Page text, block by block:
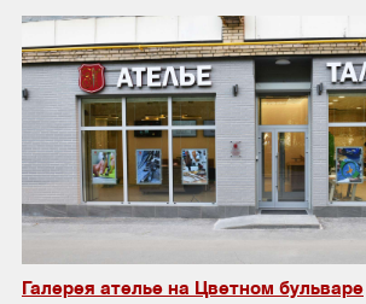
Галерея ателье на Цветном бульваре